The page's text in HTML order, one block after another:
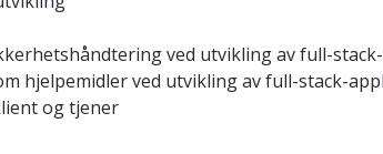
ved utvikling av full-
hjelpemidler ved utvikling av full-stack-
og tjener